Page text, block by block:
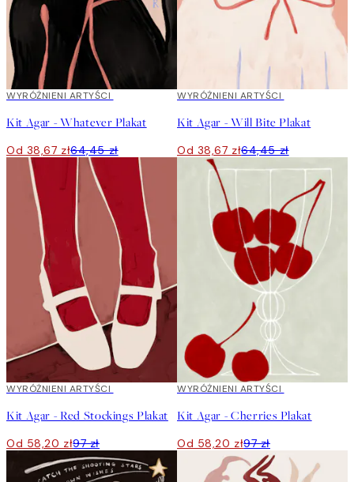
40%*
WYRÓŻNIENI ARTYŚCI
Kit Agar - Whatever Plakat
Od 38,67 zł64,45 zł
40%*
WYRÓŻNIENI ARTYŚCI
Kit Agar - Will Bite Plakat
Od 38,67 zł64,45 zł
40%*
WYRÓŻNIENI ARTYŚCI
Kit Agar - Red Stockings Plakat
Od 58,20 zł97 zł
40%*
WYRÓŻNIENI ARTYŚCI
Kit Agar - Cherries Plakat
Od 58,20 zł97 zł